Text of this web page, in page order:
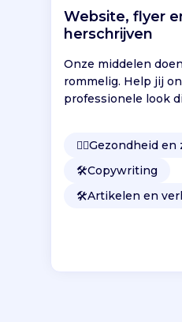
Website, flyer
herschrijven
Onze middelen
rommelig. Help jij
professionele look
👩‍⚕️Gezondheid
🛠️Copywriting
🛠️Artikelen en